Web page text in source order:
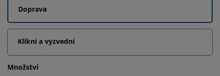
Doprava
Klikni a vyzvedni
Množství